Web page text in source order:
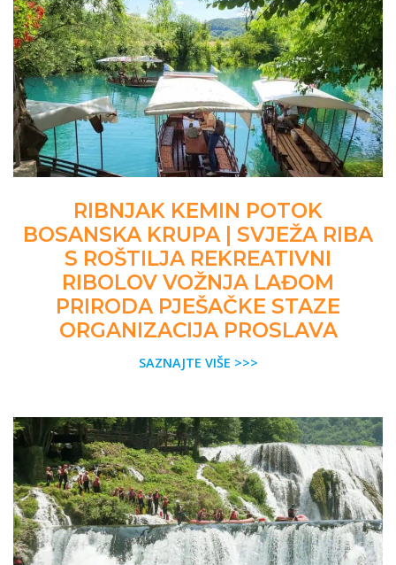
RIBNJAK KEMIN POTOK
BOSANSKA KRUPA | SVJEŽA RIBA
S ROŠTILJA REKREATIVNI
RIBOLOV VOŽNJA LAĐOM
PRIRODA PJEŠAČKE STAZE
ORGANIZACIJA PROSLAVA
SAZNAJTE VIŠE >>>